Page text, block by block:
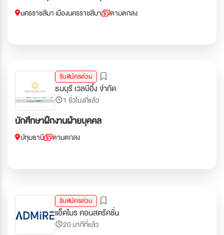
นครราชสีมา เมืองนครราชสีมา ตามตกลง
ธนบุรี เวลบีอิ้ง จำกัด
1 ชั่วโมงที่แล้ว
รับสมัครด่วน
นักศึกษาฝึกงานฝ่ายบุคคล
ปทุมธานี ตามตกลง
แอ็ดไมร คอนสตรัคชั่น
20 นาทีที่แล้ว
รับสมัครด่วน